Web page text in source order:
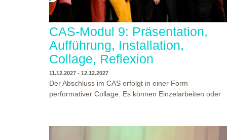
Collage.
Günther Wüsten, Psychologischer Psychotherapeut,
Theatermensch, klinischer Hypnotherapeut Mitglied der
CAS-Modul 9: Präsentation,
Aufführung, Installation,
Collage, Reflexion
11.12.2027 - 12.12.2027
Der Abschluss im CAS erfolgt in einer Form
performativer Collage. Es können Einzelarbeiten oder
Ergebnisse Prozesse und Formate aus dem